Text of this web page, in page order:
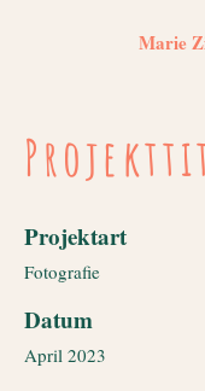
Marie
Projektart
Fotografie
Datum
April 2023